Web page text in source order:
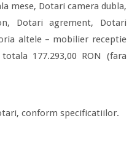
mese, Dotari camera dubla,
Dotari agrement, Dotari
altele – mobilier receptie
177.293,00 RON (fara
conform specificatiilor.